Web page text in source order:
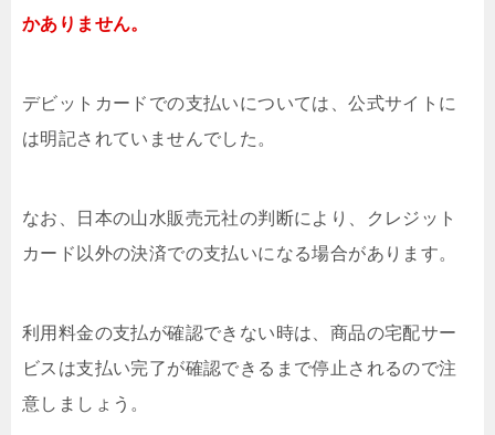
かありません。
デビットカードでの支払いについては、公式サイトに
は明記されていませんでした。
なお、日本の山水販売元社の判断により、クレジット
カード以外の決済での支払いになる場合があります。
利用料金の支払が確認できない時は、商品の宅配サー
ビスは支払い完了が確認できるまで停止されるので注
意しましょう。